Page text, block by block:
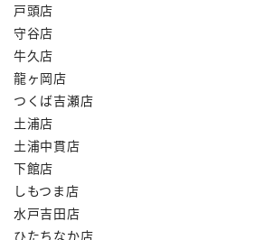
戸頭店
守谷店
牛久店
龍ヶ岡店
つくば吉瀬店
土浦店
土浦中貫店
下館店
しもつま店
水戸吉田店
ひたちなか店